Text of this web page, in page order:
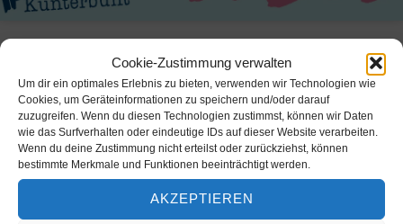
Cookie-Zustimmung verwalten
Um dir ein optimales Erlebnis zu bieten, verwenden wir Technologien wie
Cookies, um Geräteinformationen zu speichern und/oder darauf
zuzugreifen. Wenn du diesen Technologien zustimmst, können wir Daten
wie das Surfverhalten oder eindeutige IDs auf dieser Website verarbeiten.
Wenn du deine Zustimmung nicht erteilst oder zurückziehst, können
bestimmte Merkmale und Funktionen beeinträchtigt werden.
AKZEPTIEREN
Online-Seminar: How to get started
20. März 2025
digitale Veranstaltung
Online-Seminar
Wie startet man eine Kirche Kunterbunt? Was gibt es zu